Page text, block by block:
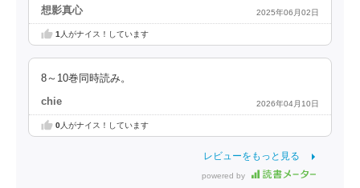
想影真心 2025年06月02日
1 人がナイス！しています
8～10巻同時読み。
chie 2026年04月10日
0人がナイス！しています
レビューをもっと見る
powered by